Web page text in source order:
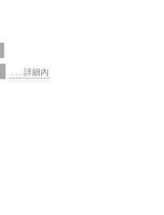
. . . 詳細內